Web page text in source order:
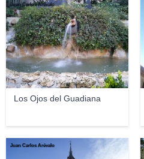
Los Ojos del Guadiana
Juan Carlos Arévalo
Juan Carlos Arévalo